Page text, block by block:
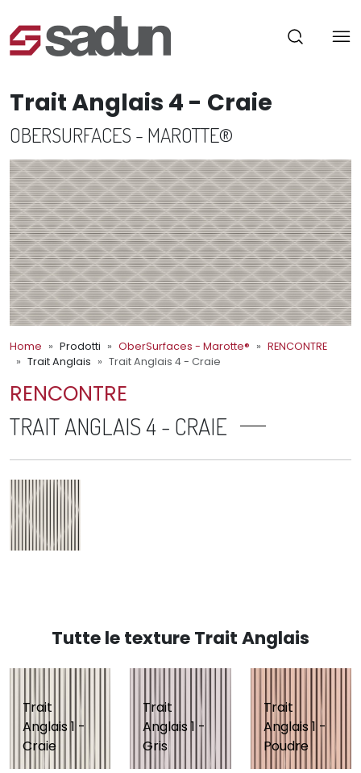
Trait Anglais 4 - Craie
OBERSURFACES - MAROTTE®
Home Prodotti OberSurfaces - Marotte®
RENCONTRE
Trait Anglais
Trait Anglais 4 - Craie
RENCONTRE
TRAIT ANGLAIS 4 - CRAIE
Tutte le texture Trait Anglais
Trait
Anglais 1 -
Craie
Trait
Anglais 1 -
Gris
Trait
Anglais 1 -
Poudre